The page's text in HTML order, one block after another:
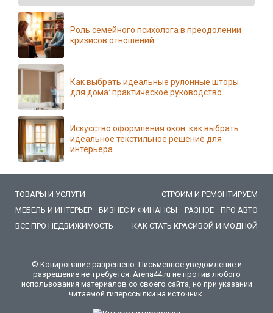
Роль семейного психолога в преодолении
кризисов отношений
Как выбрать идеальные рулонные шторы
для дома: практическое руководство
Искусство оформления окон: как выбрать
идеальное текстильное решение для
интерьера
ТОВАРЫ И УСЛУГИ
СТРОИМ И РЕМОНТИРУЕМ
МЕБЕЛЬ И ИНТЕРЬЕР
БИЗНЕС И ФИНАНСЫ РАЗНОЕ
ПРО АВТО
ВСЕ ПРО НЕДВИЖИМОСТЬ
КАК СТАТЬ КРАСИВОЙ И МОДНОЙ
© Копирование разрешено. Письменное уведомление и
разрешение не требуется. Arena44.ru не против любого
использования материалов со своего сайта, но при указании
читаемой гиперссылки на источник.